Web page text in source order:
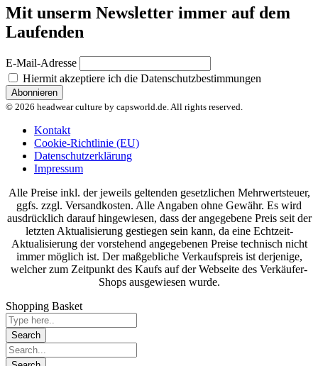
Mit unserm Newsletter immer auf dem
Laufenden
E-Mail-Adresse
Hiermit akzeptiere ich die Datenschutzbestimmungen
© 2026 headwear culture by capsworld.de. All rights reserved.
Kontakt
Cookie-Richtlinie (EU)
Datenschutzerklärung
Impressum
Alle Preise inkl. der jeweils geltenden gesetzlichen Mehrwertsteuer,
ggfs. zzgl. Versandkosten. Alle Angaben ohne Gewähr. Es wird
ausdrücklich darauf hingewiesen, dass der angegebene Preis seit der
letzten Aktualisierung gestiegen sein kann, da eine Echtzeit-
Aktualisierung der vorstehend angegebenen Preise technisch nicht
immer möglich ist. Der maßgebliche Verkaufspreis ist derjenige,
welcher zum Zeitpunkt des Kaufs auf der Webseite des Verkäufer-
Shops ausgewiesen wurde.
Shopping Basket